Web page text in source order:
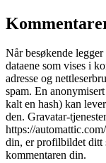
Når besøkende
dataene som vises i
adresse og
spam. En
kalt en hash) kan
den. Gravatar-
https://
din, er profilbildet ditt
kommentaren din.